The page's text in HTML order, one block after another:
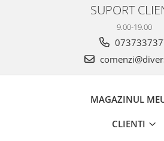
SUPORT
9.00-19.00
MAGAZINUL
CLIENTI